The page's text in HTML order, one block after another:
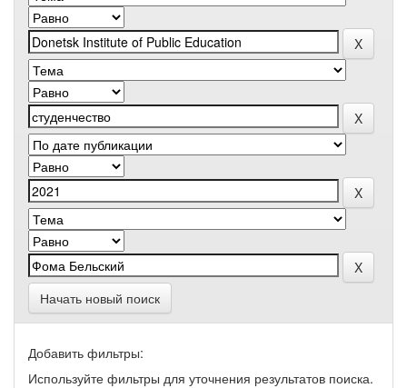
Начать новый поиск
Добавить фильтры:
Используйте фильтры для уточнения результатов поиска.